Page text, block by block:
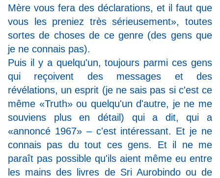
Mère vous fera des déclarations, et il faut que
vous les preniez très sérieusement», toutes
sortes de choses de ce genre (des gens que
je ne connais pas).
Puis il y a quelqu'un, toujours parmi ces gens
qui reçoivent des messages et des
révélations, un esprit (je ne sais pas si c'est ce
même «Truth» ou quelqu'un d'autre, je ne me
souviens plus en détail) qui a dit, qui a
«annoncé 1967» – c'est intéressant. Et je ne
connais pas du tout ces gens. Et il ne me
paraît pas possible qu'ils aient même eu entre
les mains des livres de Sri Aurobindo ou de